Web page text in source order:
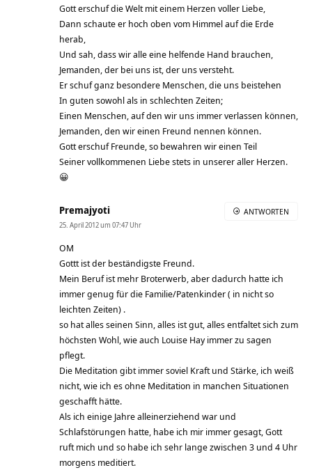
Gott erschuf die Welt mit einem Herzen voller Liebe,
Dann schaute er hoch oben vom Himmel auf die Erde
herab,
Und sah, dass wir alle eine helfende Hand brauchen,
Jemanden, der bei uns ist, der uns versteht.
Er schuf ganz besondere Menschen, die uns beistehen
In guten sowohl als in schlechten Zeiten;
Einen Menschen, auf den wir uns immer verlassen können,
Jemanden, den wir einen Freund nennen können.
Gott erschuf Freunde, so bewahren wir einen Teil
Seiner vollkommenen Liebe stets in unserer aller Herzen.
😀
Premajyoti
25. April 2012 um 07:47 Uhr
OM
Gottt ist der beständigste Freund.
Mein Beruf ist mehr Broterwerb, aber dadurch hatte ich
immer genug für die Familie/Patenkinder ( in nicht so
leichten Zeiten) .
so hat alles seinen Sinn, alles ist gut, alles entfaltet sich zum
höchsten Wohl, wie auch Louise Hay immer zu sagen
pflegt.
Die Meditation gibt immer soviel Kraft und Stärke, ich weiß
nicht, wie ich es ohne Meditation in manchen Situationen
geschafft hätte.
Als ich einige Jahre alleinerziehend war und
Schlafstörungen hatte, habe ich mir immer gesagt, Gott
ruft mich und so habe ich sehr lange zwischen 3 und 4 Uhr
morgens meditiert.
ANTWORTEN